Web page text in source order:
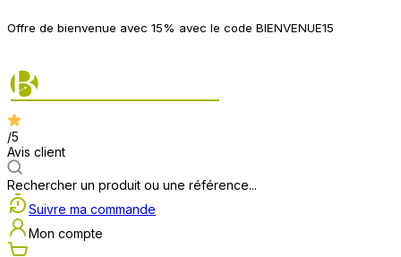
Offre de bienvenue avec 15% avec le code BIENVENUE15
/5
Avis client
Rechercher un produit ou une référence...
Suivre ma commande
Mon compte